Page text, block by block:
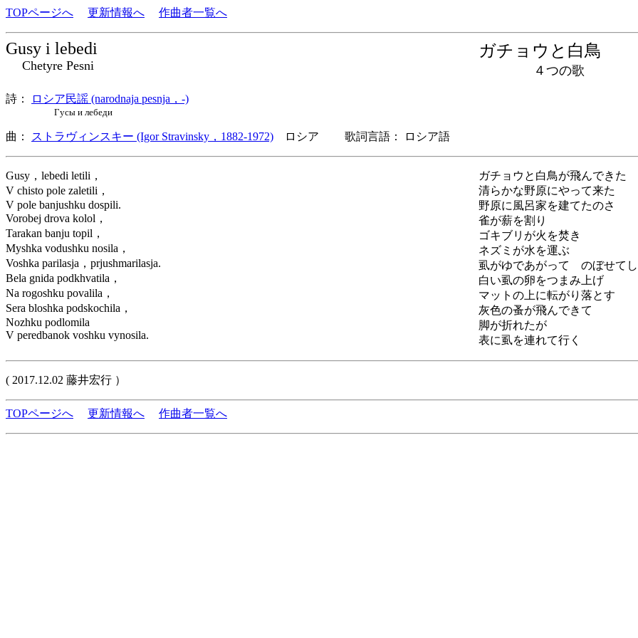
TOPページへ 更新情報へ 作曲者一覧へ
Gusy i lebedi
Chetyre Pesni
ガチョウと白鳥
４つの歌
詩： ロシア民謡 (narodnaja pesnja，-)
Гусы и лебеди
曲： ストラヴィンスキー (Igor Stravinsky，1882-1972) ロシア 歌詞言語： ロシア語
Gusy，lebedi letili，
V chisto pole zaletili，
V pole banjushku dospili.
Vorobej drova kolol，
Tarakan banju topil，
Myshka vodushku nosila，
Voshka parilasja，prjushmarilasja.
Bela gnida podkhvatila，
Na rogoshku povalila，
Sera bloshka podskochila，
Nozhku podlomila
V peredbanok voshku vynosila.
ガチョウと白鳥が飛んできた
清らかな野原にやって来た
野原に風呂家を建てたのさ
雀が薪を割り
ゴキブリが火を焚き
ネズミが水を運ぶ
虱がゆであがって のぼせて
白い虱の卵をつまみ上げ
マットの上に転がり落とす
灰色の蚤が飛んできて
脚が折れたが
表に虱を連れて行く
( 2017.12.02 藤井宏行 ）
TOPページへ 更新情報へ 作曲者一覧へ